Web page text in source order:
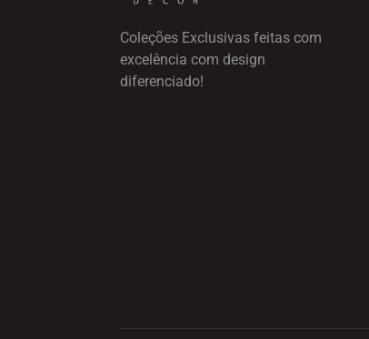
Coleções Exclusivas feitas com
excelência com design
diferenciado!